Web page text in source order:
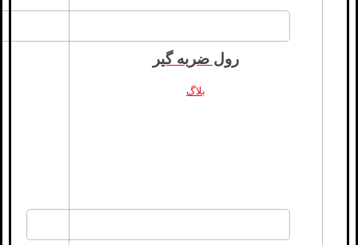
رول ضربه گیر
بلاگ